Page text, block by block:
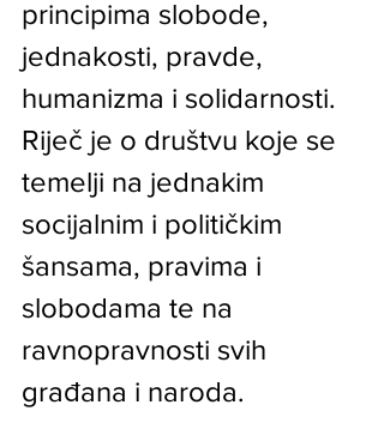
principima slobode,
jednakosti, pravde,
humanizma i solidarnosti.
Riječ je o društvu koje se
temelji na jednakim
socijalnim i političkim
šansama, pravima i
slobodama te na
ravnopravnosti svih
građana i naroda.